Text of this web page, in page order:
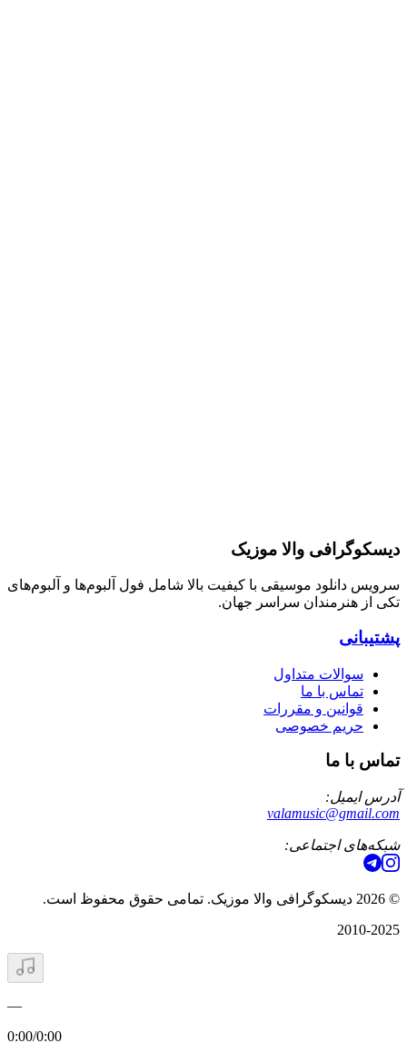
دیسکوگرافی والا موزیک
سرویس دانلود موسیقی با کیفیت بالا شامل فول آلبوم‌ها و آلبوم‌های
تکی از هنرمندان سراسر جهان.
پشتیبانی
سوالات متداول
تماس با ما
قوانین و مقررات
حریم خصوصی
تماس با ما
آدرس ایمیل:
valamusic@gmail.com
شبکه‌های اجتماعی:
©
2026 دیسکوگرافی والا موزیک. تمامی حقوق محفوظ است.
2010-2025
—
0:00/0:00